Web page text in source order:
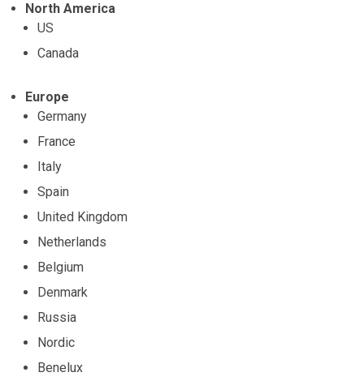
North America
US
Canada
Europe
Germany
France
Italy
Spain
United Kingdom
Netherlands
Belgium
Denmark
Russia
Nordic
Benelux